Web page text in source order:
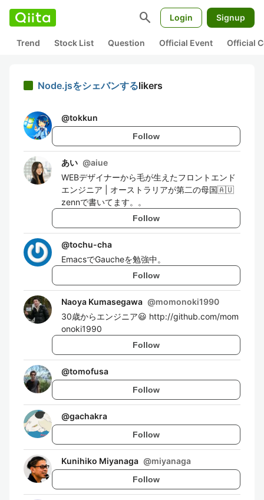
search Login Signup
Trend Stock List Question Official Event Official
Node.jsをシェバンするlikers
@tokkun
Follow
あい @aiue
WEBデザイナーから毛が生えたフロントエンド
エンジニア | オーストラリアが第二の母国🇦🇺
zennで書いてます。。
Follow
@tochu-cha
EmacsでGaucheを勉強中。
Follow
Naoya Kumasegawa @momonoki1990
30歳からエンジニア😃 http://github.com/mom
onoki1990
Follow
@tomofusa
Follow
@gachakra
Follow
Kunihiko Miyanaga @miyanaga
Follow